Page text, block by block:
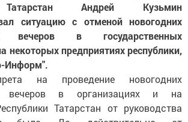
Татарстан Андрей Кузьмин
ситуацию с отменой новогодних
вечеров в государственных
некоторых предприятиях республики,
Информ".
на проведение новогодних
вечеров в организациях и на
Татарстан от руководства